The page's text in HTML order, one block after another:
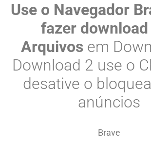
Use o Navegador
fazer
Arquivos em
Download 2 use o
desative o
anúncios
Brave